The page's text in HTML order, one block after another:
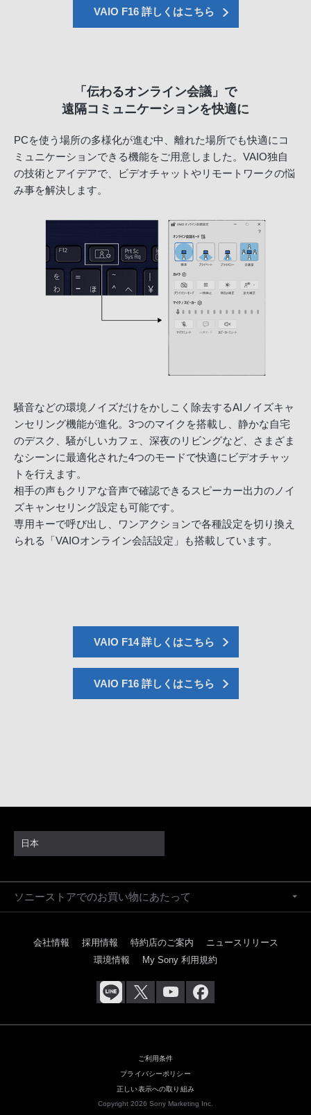
VAIO F16 詳しくはこちら
「伝わるオンライン会議」で
遠隔コミュニケーションを快適に
PCを使う場所の多様化が進む中、離れた場所でも快適にコ
ミュニケーションできる機能をご用意しました。VAIO独自
の技術とアイデアで、ビデオチャットやリモートワークの悩
み事を解決します。
騒音などの環境ノイズだけをかしこく除去するAIノイズキャ
ンセリング機能が進化。3つのマイクを搭載し、静かな自宅
のデスク、騒がしいカフェ、深夜のリビングなど、さまざま
なシーンに最適化された4つのモードで快適にビデオチャッ
トを行えます。
相手の声もクリアな音声で確認できるスピーカー出力のノイ
ズキャンセリング設定も可能です。
専用キーで呼び出し、ワンアクションで各種設定を切り換え
られる「VAIOオンライン会話設定」も搭載しています。
VAIO F14 詳しくはこちら
VAIO F16 詳しくはこちら
日本
ソニーストアでのお買い物にあたって
会社情報 採用情報 特約店のご案内
ニュースリリース
環境情報
My Sony 利用規約
ご利用条件
プライバシーポリシー
正しい表示への取り組み
Copyright 2026 Sony Marketing Inc.